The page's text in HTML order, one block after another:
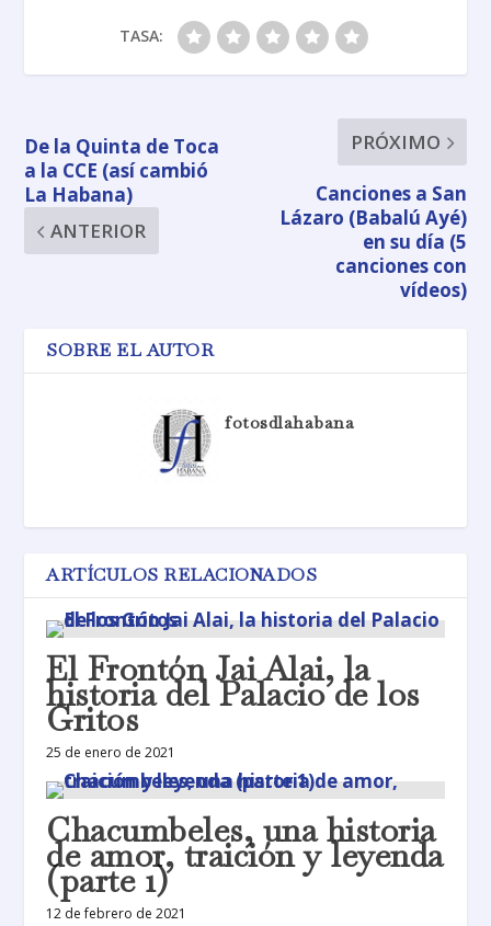
TASA:
De la Quinta de Toca
a la CCE (así cambió
La Habana)
ANTERIOR
PRÓXIMO
Canciones a San
Lázaro (Babalú Ayé)
en su día (5
canciones con
vídeos)
SOBRE EL AUTOR
fotosdlahabana
ARTÍCULOS RELACIONADOS
El Frontón Jai Alai, la
historia del Palacio de los
Gritos
25 de enero de 2021
Chacumbeles, una historia
de amor, traición y leyenda
(parte 1)
12 de febrero de 2021